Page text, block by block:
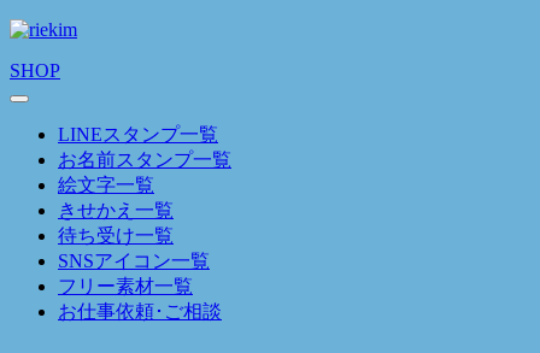
SHOP
LINEスタンプ一覧
お名前スタンプ一覧
絵文字一覧
きせかえ一覧
待ち受け一覧
SNSアイコン一覧
フリー素材一覧
お仕事依頼･ご相談